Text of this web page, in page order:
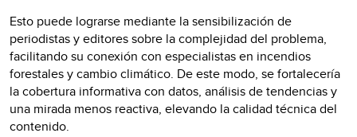
Esto puede lograrse mediante la sensibilización de
periodistas y editores sobre la complejidad del problema,
facilitando su conexión con especialistas en incendios
forestales y cambio climático. De este modo, se fortalecería
la cobertura informativa con datos, análisis de tendencias y
una mirada menos reactiva, elevando la calidad técnica del
contenido.